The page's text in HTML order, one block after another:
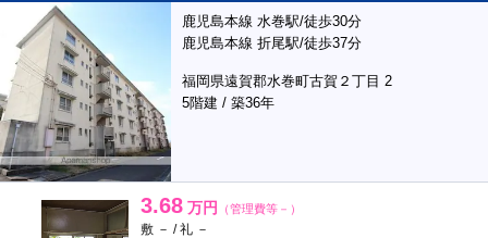
鹿児島本線 水巻駅/徒歩30分
鹿児島本線 折尾駅/徒歩37分
福岡県遠賀郡水巻町古賀２丁目 2
5階建 / 築36年
3.68 万円 （管理費等－）
敷 － / 礼 －